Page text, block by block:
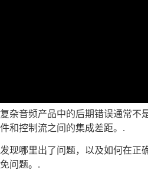
复杂音频产品中的后期错误通常不
件和控制流之间的集成差距。.
发现哪里出了问题，以及如何在正
免问题。.